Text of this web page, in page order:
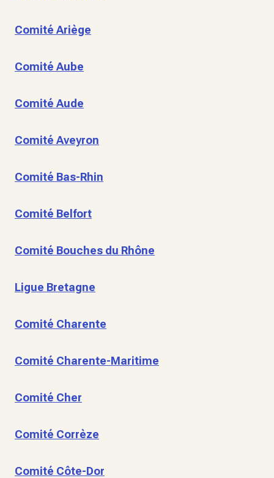
Comité Ariège
Comité Aube
Comité Aude
Comité Aveyron
Comité Bas-Rhin
Comité Belfort
Comité Bouches du Rhône
Ligue Bretagne
Comité Charente
Comité Charente-Maritime
Comité Cher
Comité Corrèze
Comité Côte-Dor